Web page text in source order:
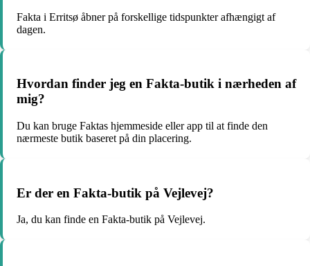
Fakta i Erritsø åbner på forskellige tidspunkter afhængigt af
dagen.
Hvordan finder jeg en Fakta-butik i nærheden af
mig?
Du kan bruge Faktas hjemmeside eller app til at finde den
nærmeste butik baseret på din placering.
Er der en Fakta-butik på Vejlevej?
Ja, du kan finde en Fakta-butik på Vejlevej.